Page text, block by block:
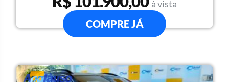
à vista
COMPRE JÁ